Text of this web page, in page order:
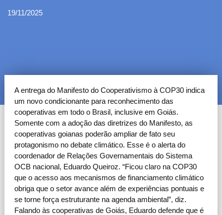
19/11/2025
A entrega do Manifesto do Cooperativismo à COP30 indica
um novo condicionante para reconhecimento das
cooperativas em todo o Brasil, inclusive em Goiás.
Somente com a adoção das diretrizes do Manifesto, as
cooperativas goianas poderão ampliar de fato seu
protagonismo no debate climático. Esse é o alerta do
coordenador de Relações Governamentais do Sistema
OCB nacional, Eduardo Queiroz. “Ficou claro na COP30
que o acesso aos mecanismos de financiamento climático
obriga que o setor avance além de experiências pontuais e
se torne força estruturante na agenda ambiental”, diz.
Falando às cooperativas de Goiás, Eduardo defende que é